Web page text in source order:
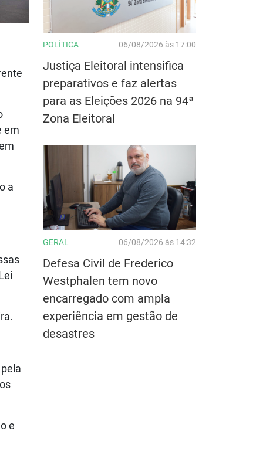
em
a
e
POLÍTICA 06/08/2026 às 17:00
Justiça Eleitoral intensifica
preparativos e faz alertas
para as Eleições 2026 na 94ª
Zona Eleitoral
GERAL 06/08/2026 às 14:32
Defesa Civil de Frederico
Westphalen tem novo
encarregado com ampla
experiência em gestão de
desastres